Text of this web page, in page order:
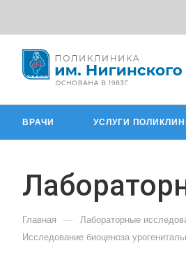
ВРАЧИ УСЛУГИ
Главная — Лабораторные
Исследование биоценоза